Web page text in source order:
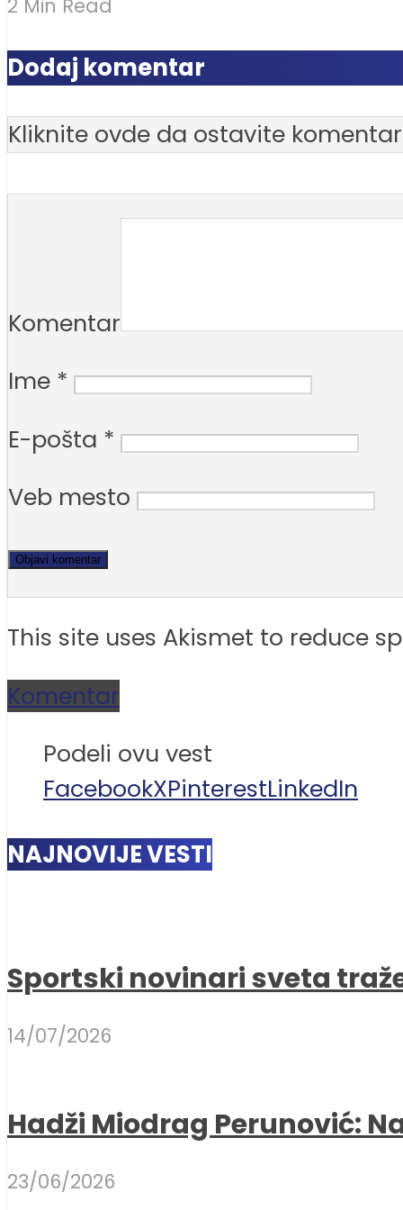
2 Min Read
Dodaj komentar
Kliknite ovde da ostavite komentar
Komentar
Ime *
E-pošta *
Veb mesto
This site uses Akismet to reduce
Komentar
Podeli ovu vest
FacebookXPinterestLinkedIn
NAJNOVIJE VESTI
Sportski novinari sveta
14/07/2026
Hadži Miodrag Perunović:
23/06/2026